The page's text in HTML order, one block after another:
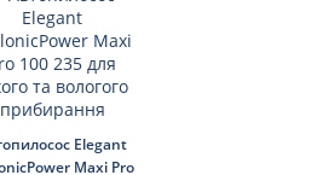
Elegant
Maxi Pro